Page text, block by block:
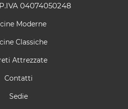
04074050248
Moderne
Classiche
Attrezzate
Contatti
Sedie